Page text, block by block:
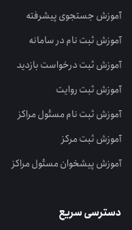
آموزش جستجوی پیشرفته
آموزش ثبت نام در سامانه
آموزش ثبت درخواست بازدید
آموزش ثبت روایت
آموزش ثبت نام مسئول مراکز
آموزش ثبت مرکز
آموزش پیشخوان مسئول مراکز
دسترسی سریع